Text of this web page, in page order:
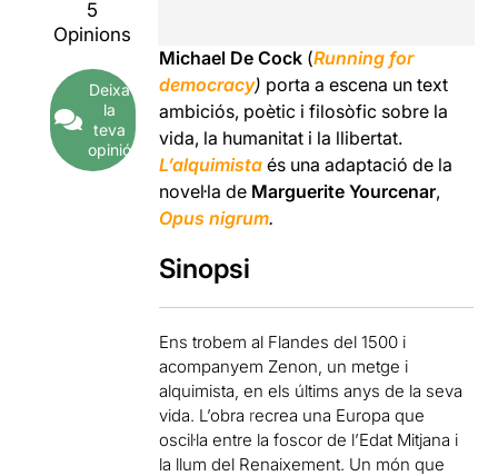
5
Opinions
Deixa
la
teva
opinió
Michael De Cock (Running for
democracy) porta a escena un text
ambiciós, poètic i filosòfic sobre la
vida, la humanitat i la llibertat.
L’alquimista és una adaptació de la
novel·la de Marguerite Yourcenar,
Opus nigrum.
Sinopsi
Ens trobem al Flandes del 1500 i
acompanyem Zenon, un metge i
alquimista, en els últims anys de la seva
vida. L’obra recrea una Europa que
oscil·la entre la foscor de l’Edat Mitjana i
la llum del Renaixement. Un món que